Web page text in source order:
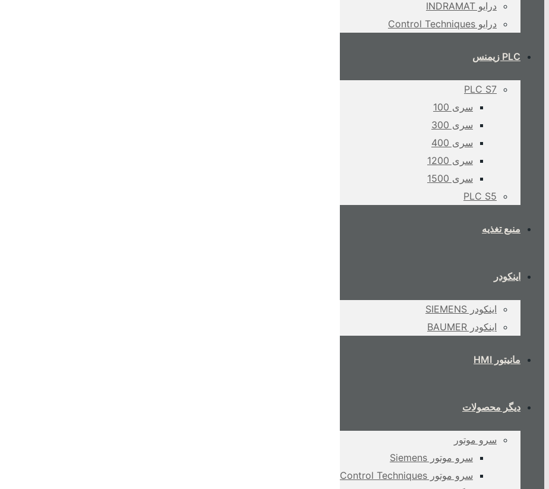
درایو INDRAMAT
درایو Control Techniques
PLC زیمنس
PLC S7
سری 100
سری 300
سری 400
سری 1200
سری 1500
PLC S5
منبع تغذیه
اینکودر
اینکودر SIEMENS
اینکودر BAUMER
مانیتور HMI
دیگر محصولات
سرو موتور
سرو موتور Siemens
سرو موتور Control Techniques